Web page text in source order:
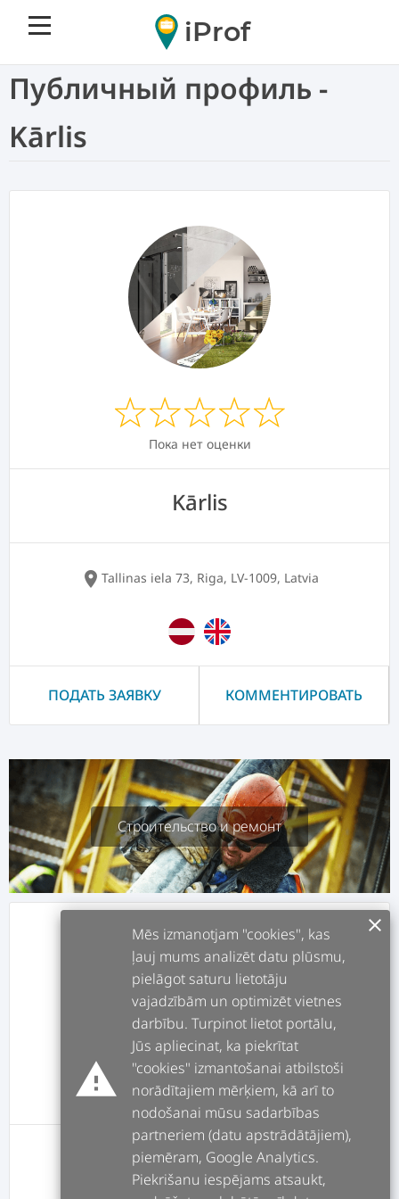
iProf
Публичный профиль -
Kārlis
Пока нет оценки
Kārlis
location_on Tallinas iela 73, Riga, LV-1009, Latvia
ПОДАТЬ ЗАЯВКУ КОММЕНТИРОВАТЬ
Строительство и ремонт
infoО СЕБЕ
assignmentРАБОТЫ
forumПОСТЫ
messageОТЗЫВЫ
У этого пользователя пока нет оценок
warning
Mēs izmanotjam "cookies", kas
ļauj mums analizēt datu plūsmu,
pielāgot saturu lietotāju
vajadzībām un optimizēt vietnes
darbību. Turpinot lietot portālu,
Jūs apliecinat, ka piekrītat
"cookies" izmantošanai atbilstoši
norādītajiem mērķiem, kā arī to
nodošanai mūsu sadarbības
partneriem (datu apstrādātājiem),
piemēram, Google Analytics.
Piekrišanu iespējams atsaukt,
clear